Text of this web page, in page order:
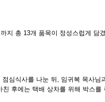
지 총 13개 품목이 정성스럽게 담
식사를 나눈 뒤, 임귀복 목사
후에는 택배 상차를 위해 박스